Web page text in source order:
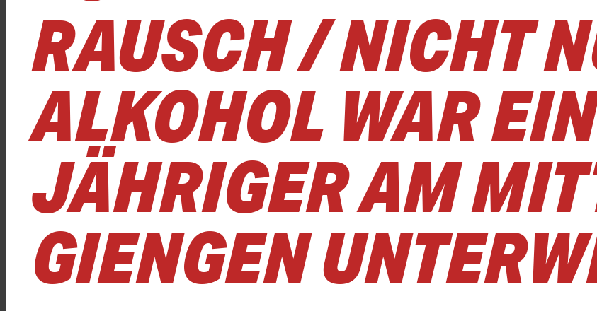
RAUSCH / NICHT
ALKOHOL WAR
JÄHRIGER AM
GIENGEN